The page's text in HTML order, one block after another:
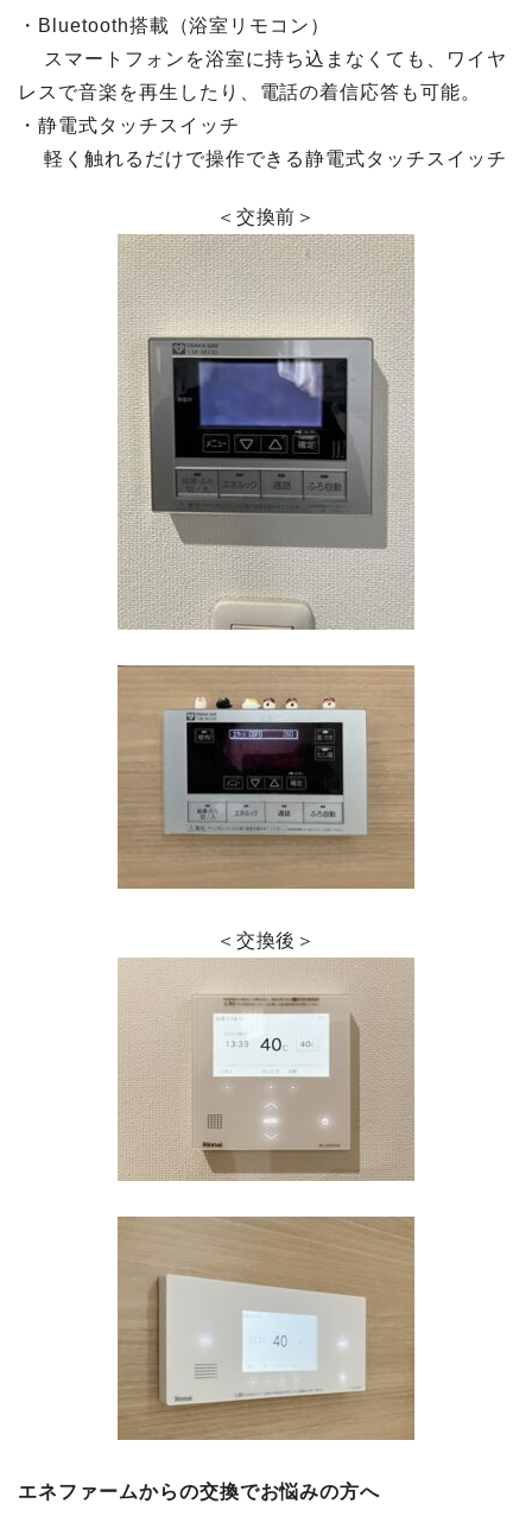
・Bluetooth搭載（浴室リモコン）
スマートフォンを浴室に持ち込まなくても、ワイヤ
レスで音楽を再生したり、電話の着信応答も可能。
・静電式タッチスイッチ
軽く触れるだけで操作できる静電式タッチスイッチ
＜交換前＞
＜交換後＞
エネファームからの交換でお悩みの方へ